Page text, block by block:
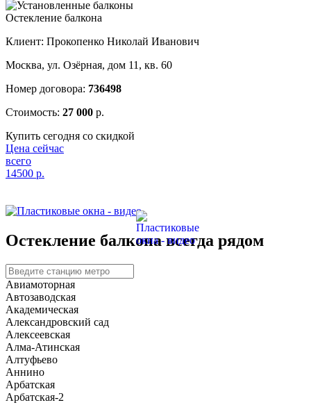
Остекление балкона
Клиент: Прокопенко Николай Иванович
Москва, ул. Озёрная, дом 11, кв. 60
Номер договора: 736498
Стоимость: 27 000 р.
Купить сегодня со скидкой
Цена сейчас
всего
14500 р.
Остекление балконавсегда рядом
Авиамоторная
Автозаводская
Академическая
Александровский сад
Алексеевская
Алма-Атинская
Алтуфьево
Аннино
Арбатская
Арбатская-2